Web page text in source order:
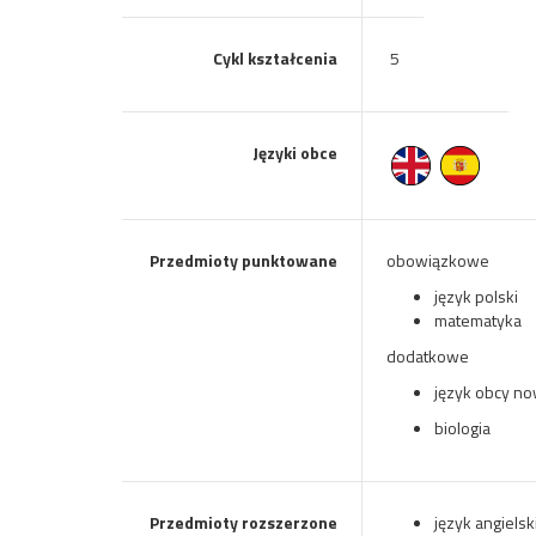
Cykl kształcenia 5
Języki obce
Przedmioty punktowane
obowiązkowe
język polski
matematyka
dodatkowe
język obcy
biologia
Przedmioty rozszerzone
język angielski